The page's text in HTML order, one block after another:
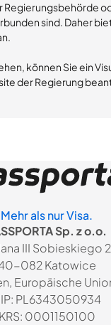
Regierungsbehörde
sind. Daher
können Sie ein
der Regierung
Mehr als nur Visa.
Sp. z o.o.
III Sobieskiego 2
082 Katowice
Europäische
PL6343050934
KRS: 0001150100